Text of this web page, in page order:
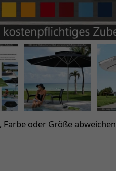
oder Größe